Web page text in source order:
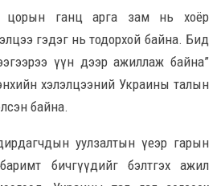
цорын ганц арга зам нь хоёр
гэдэг нь тодорхой байна. Бид
үүн дээр ажиллаж байна”
хэлэлцээний Украины талын
байна.
уулзалтын үеэр гарын
бичгүүдийг бэлтгэх ажил